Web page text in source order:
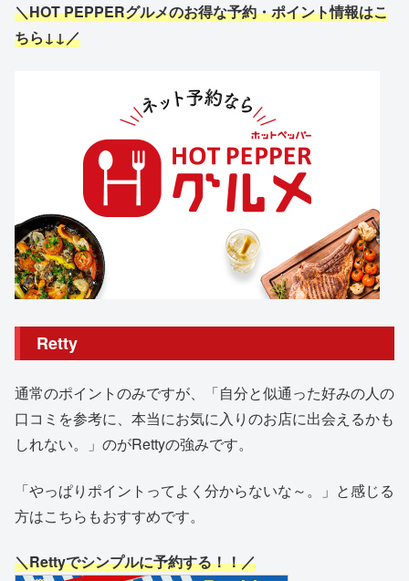
＼HOT PEPPERグルメのお得な予約・ポイント情報はこ
ちら↓↓／
Retty
通常のポイントのみですが、「自分と似通った好みの人の
口コミを参考に、本当にお気に入りのお店に出会えるかも
しれない。」のがRettyの強みです。
「やっぱりポイントってよく分からないな～。」と感じる
方はこちらもおすすめです。
＼Rettyでシンプルに予約する！！／